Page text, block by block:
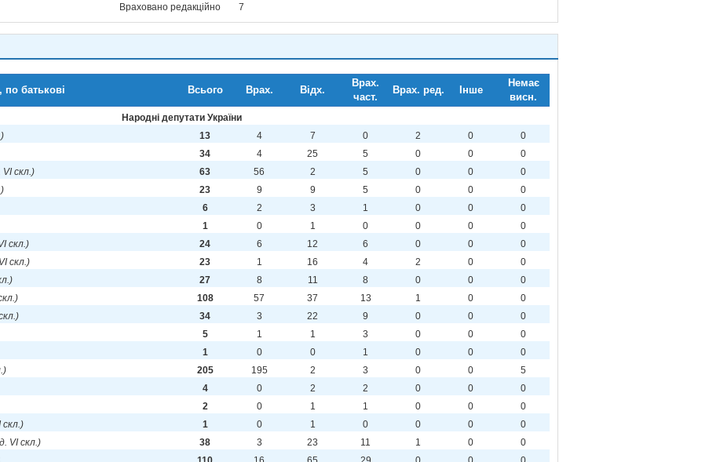
Враховано редакційно
7
по батькові Всього Врах. Відх.
Врах.
част.
Врах. ред. Інше
Немає
висн.
Народні депутати України
13 4 7 0 2 0
0
34 4 25 5 0 0
0
VI скл.) 63 56 2 5 0 0
0
23 9 9 5 0 0
0
6 2 3 1 0 0
0
1 0 1 0 0 0
0
скл.) 24 6 12 6 0 0
0
скл.) 23 1 16 4 2 0
0
27 8 11 8 0 0
0
108 57 37 13 1 0
0
34 3 22 9 0 0
0
5 1 1 3 0 0
0
1 0 0 1 0 0
0
205 195 2 3 0 0
5
4 0 2 2 0 0
0
2 0 1 1 0 0
0
скл.) 1 0 1 0 0 0
0
VI скл.) 38 3 23 11 1 0
0